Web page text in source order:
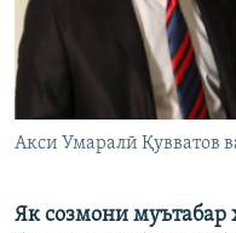
ГУЗОРИШҲОИ РАДИОӢ
Русский
Акси Умаралӣ Қувватов
Як созмони муътабар